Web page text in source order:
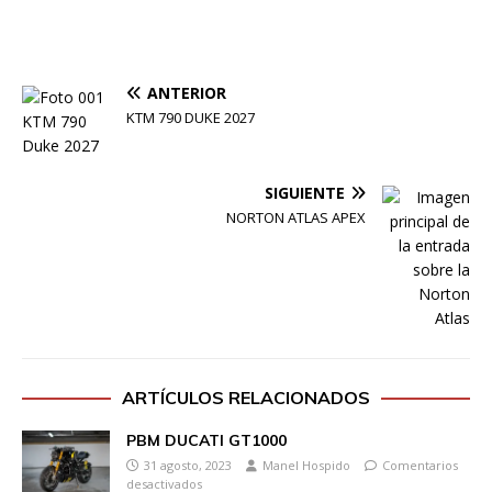
ANTERIOR
KTM 790 DUKE 2027
SIGUIENTE
NORTON ATLAS APEX
ARTÍCULOS RELACIONADOS
PBM DUCATI GT1000
31 agosto, 2023 Manel Hospido
Comentarios
desactivados